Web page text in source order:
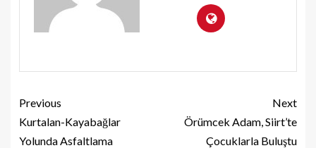
Previous
Kurtalan-Kayabağlar
Yolunda Asfaltlama
Next
Örümcek Adam, Siirt’te
Çocuklarla Buluştu